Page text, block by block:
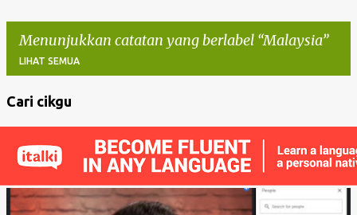
Menunjukkan catatan yang berlabel Malaysia
LIHAT SEMUA
a
Cari cikgu